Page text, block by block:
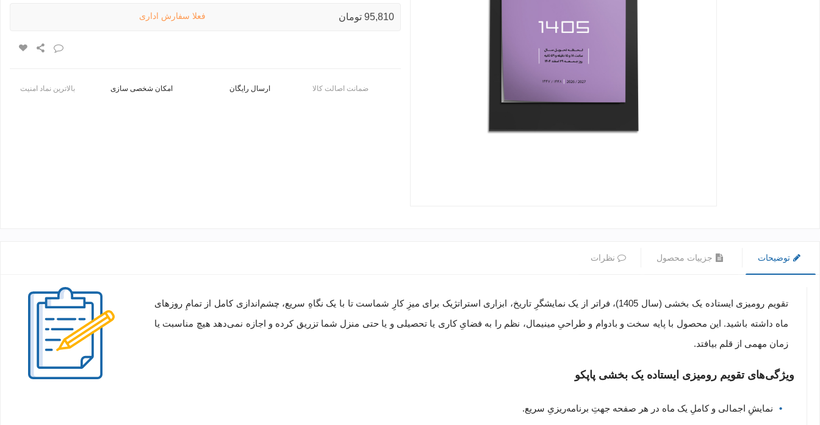
95,810 تومان فعلا سفارش اداری
ضمانت اصالت کالا ارسال رایگان امکان شخصی سازی بالاترین نماد امنیت
توضیحات جزییات محصول نظرات
تقویم رومیزی ایستاده یک بخشی (سال 1405)، فراتر از یک نمایشگرِ تاریخ، ابزاری استراتژیک برای میزِ کارِ شماست تا با یک نگاهِ سریع، چشم‌اندازی کامل از تمامِ روزهای
ماه داشته باشید. این محصول با پایه سخت و بادوام و طراحیِ مینیمال، نظم را به فضایِ کاری یا تحصیلی و یا حتی منزل شما تزریق کرده و اجازه نمی‌دهد هیچ مناسبت یا
زمان مهمی از قلم بیافتد.
ویژگی‌های تقویم رومیزی ایستاده یک بخشی پاپکو
نمایشِ اجمالی و کاملِ یک ماه در هر صفحه جهتِ برنامه‌ریزیِ سریع.